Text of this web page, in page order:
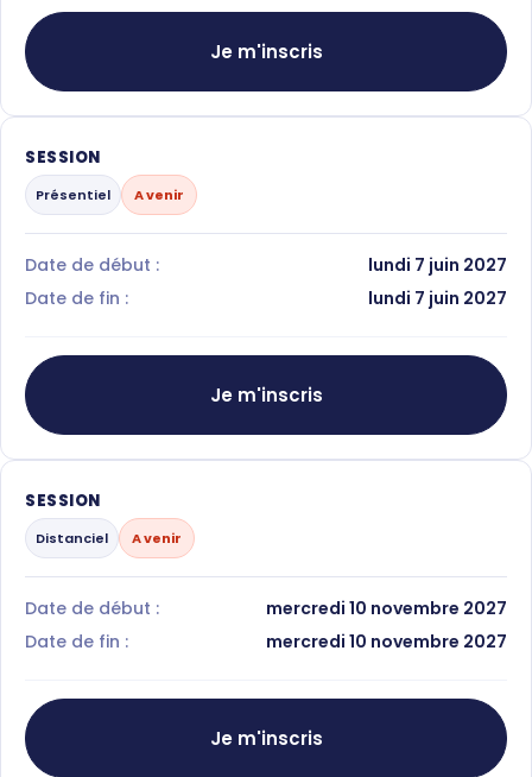
Je m'inscris
SESSION
Présentiel A venir
Date de début :
lundi 7 juin 2027
Date de fin :
lundi 7 juin 2027
Je m'inscris
SESSION
Distanciel A venir
Date de début :
mercredi 10 novembre 2027
Date de fin :
mercredi 10 novembre 2027
Je m'inscris